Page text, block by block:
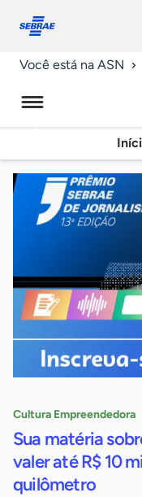
conosco
Você está na ASN
Cultura Empreendedora
Sua matéria
valer até R$ 10
quilômetro